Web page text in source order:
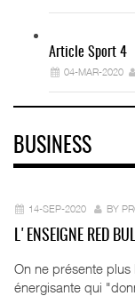
Article Sport 4
04-MAR-2020
BUSINESS
14-SEP-2020 BY
L'ENSEIGNE RED
On ne présente
énergisante qui